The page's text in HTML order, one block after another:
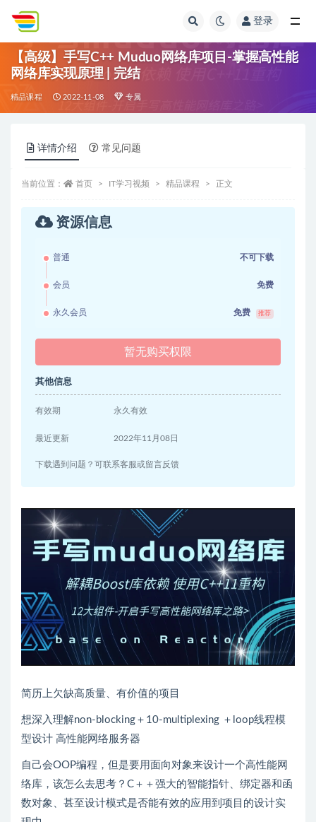
登录
【高级】手写C++ Muduo网络库项目-掌握高性能
网络库实现原理 | 完结
精品课程 2022-11-08 专属
详情介绍 常见问题
当前位置： 首页 IT学习视频 精品课程 正文
资源信息
普通 不可下载
会员 免费
永久会员 免费 推荐
暂无购买权限
其他信息
有效期 永久有效
最近更新 2022年11月08日
下载遇到问题？可联系客服或留言反馈
简历上欠缺高质量、有价值的项目
想深入理解non-blocking＋10-multiplexing ＋loop线程模
型设计 高性能网络服务器
自己会OOP编程，但是要用面向对象来设计一个高性能网
络库，该怎么去思考？C＋＋强大的智能指针、绑定器和函
数对象、甚至设计模式是否能有效的应用到项目的设计实